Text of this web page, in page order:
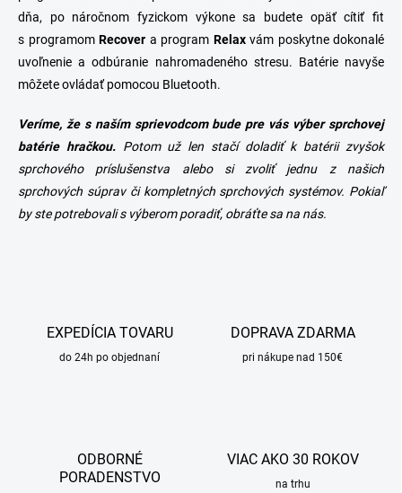
dňa, po náročnom fyzickom výkone sa budete opäť cítiť fit
s programom Recover a program Relaxvám poskytne dokonalé
uvoľnenie a odbúranie nahromadeného stresu. Batérie navyše
môžete ovládať pomocou Bluetooth.
Veríme, že s naším sprievodcom bude pre vás výber sprchovej
batérie hračkou.Potom už len stačí doladiť k batérii zvyšok
sprchového príslušenstva alebo si zvoliť jednu z našich
sprchových súprav či kompletných sprchových systémov. Pokiaľ
by ste potrebovali s výberom poradiť, obráťte sa na nás.
EXPEDÍCIA TOVARU
do 24h po objednaní
DOPRAVA ZDARMA
pri nákupe nad 150€
ODBORNÉ
PORADENSTVO
VIAC AKO 30 ROKOV
na trhu